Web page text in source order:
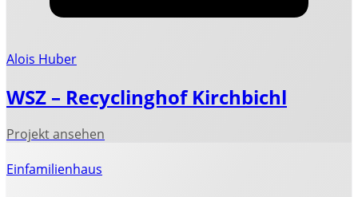
Alois Huber
WSZ – Recyclinghof Kirchbichl
Einfamilienhaus